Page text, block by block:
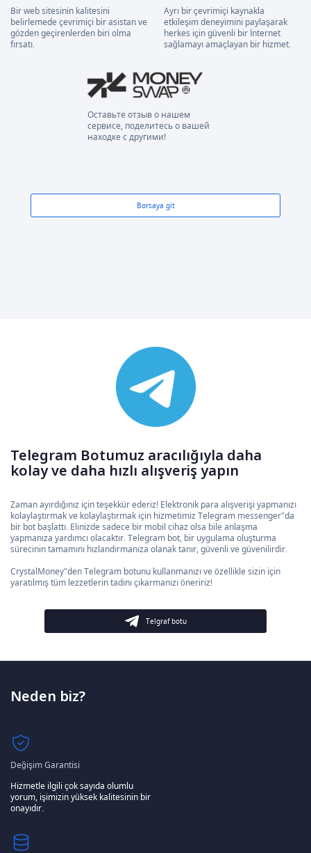
Bir web sitesinin kalitesini
belirlemede çevrimiçi bir asistan ve
gözden geçirenlerden biri olma
fırsatı.
Ayrı bir çevrimiçi kaynakla
etkileşim deneyimini paylaşarak
herkes için güvenli bir İnternet
sağlamayı amaçlayan bir hizmet.
Оставьте отзыв о нашем
сервисе, поделитесь о вашей
находке с другими!
Borsaya git
Telegram Botumuz aracılığıyla daha
kolay ve daha hızlı alışveriş yapın
Zaman ayırdığınız için teşekkür ederiz! Elektronik para alışverişi yapmanızı
kolaylaştırmak ve kolaylaştırmak için hizmetimiz Telegram messenger"da
bir bot başlattı. Elinizde sadece bir mobil cihaz olsa bile anlaşma
yapmanıza yardımcı olacaktır. Telegram bot, bir uygulama oluşturma
sürecinin tamamını hızlandırmanıza olanak tanır, güvenli ve güvenilirdir.
CrystalMoney"den Telegram botunu kullanmanızı ve özellikle sizin için
yaratılmış tüm lezzetlerin tadını çıkarmanızı öneririz!
Telgraf botu
Neden biz?
Değişim Garantisi
Hizmetle ilgili çok sayıda olumlu
yorum, işimizin yüksek kalitesinin bir
onayıdır.